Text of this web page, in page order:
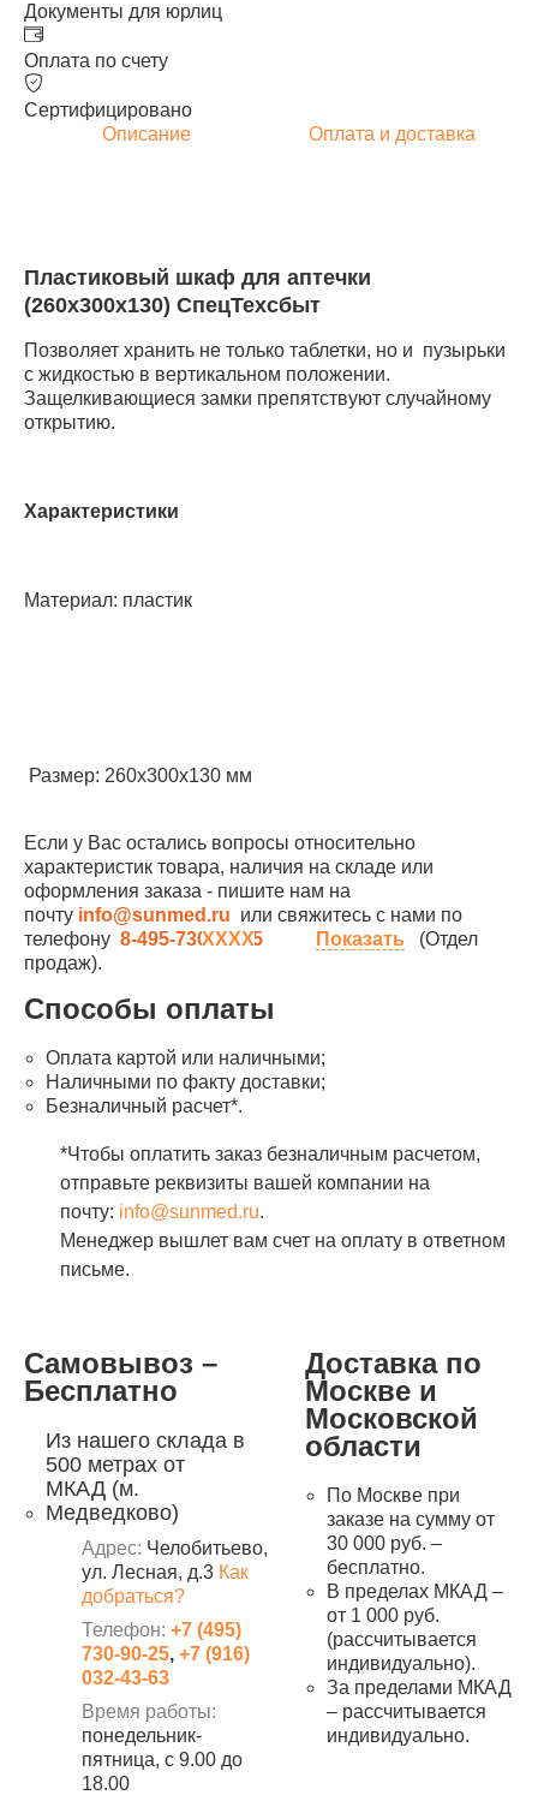
Документы для юрлиц
Оплата по счету
Сертифицировано
Описание
Оплата и доставка
Пластиковый шкаф для аптечки
(260х300х130) СпецТехсбыт
Позволяет хранить не только таблетки, но и пузырьки
с жидкостью в вертикальном положении.
Защелкивающиеся замки препятствуют случайному
открытию.
Характеристики
Материал: пластик
Размер: 260х300х130 мм
Если у Вас остались вопросы относительно
характеристик товара, наличия на складе или
оформления заказа - пишите нам на
почту info@sunmed.ru или свяжитесь с нами по
телефону 8-495-730-90-25 Показать (Отдел
продаж).
Способы оплаты
Оплата картой или наличными;
Наличными по факту доставки;
Безналичный расчет*.
*Чтобы оплатить заказ безналичным расчетом,
отправьте реквизиты вашей компании на
почту: info@sunmed.ru.
Менеджер вышлет вам счет на оплату в ответном
письме.
Самовывоз –
Бесплатно
Из нашего склада в
500 метрах от
МКАД (м.
Медведково)
Адрес: Челобитьево,
ул. Лесная, д.3 Как
добраться?
Телефон: +7 (495)
730-90-25, +7 (916)
032-43-63
Время работы:
понедельник-
пятница, с 9.00 до
18.00
Доставка по
Москве и
Московской
области
По Москве при
заказе на сумму от
30 000 руб. –
бесплатно.
В пределах МКАД –
от 1 000 руб.
(рассчитывается
индивидуально).
За пределами МКАД
– рассчитывается
индивидуально.